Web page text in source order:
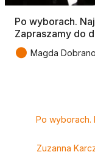
Po wyborach.
Zapraszamy do
● Magda
Po wyborach.
Zuzanna